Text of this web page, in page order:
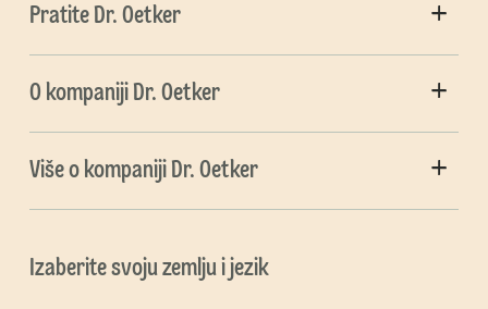
Pratite Dr. Oetker
O kompaniji Dr. Oetker
Više o kompaniji Dr. Oetker
Izaberite svoju zemlju i jezik